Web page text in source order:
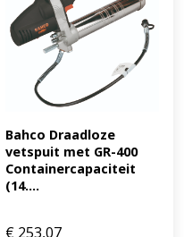
Bahco Draadloze
vetspuit met GR-400
Containercapaciteit
(14....
€ 253,07